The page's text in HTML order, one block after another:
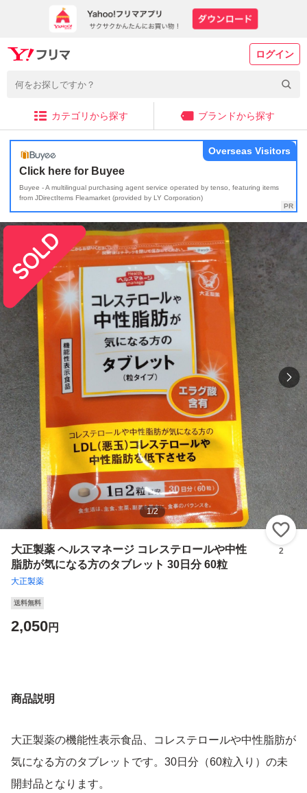
ログイン
カテゴリから探す ブランドから探す
Click here for Buyee
Buyee - A multilingual purchasing agent service operated by tenso, featuring items
from JDirectItems Fleamarket (provided by LY Corporation)
Overseas Visitors
1/2
大正製薬 ヘルスマネージ コレステロールや中性
脂肪が気になる方のタブレット 30日分 60粒
大正製薬
2
送料無料
2,050円
商品説明
大正製薬の機能性表示食品、コレステロールや中性脂肪が
気になる方のタブレットです。30日分（60粒入り）の未
開封品となります。